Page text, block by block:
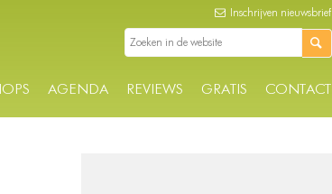
AGENDA REVIEWS GRATIS CONTACT
Inschrijven nieuwsbrief